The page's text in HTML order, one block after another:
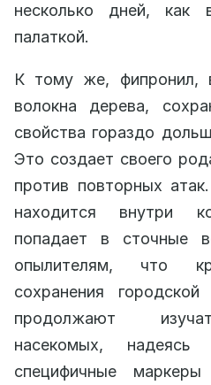
несколько дней, как
палаткой.
К тому же, фипронил,
волокна дерева,
свойства гораздо
Это создает своего
против повторных
находится внутри
попадает в сточные
опылителям, что
сохранения
продолжают
насекомых,
специфичные